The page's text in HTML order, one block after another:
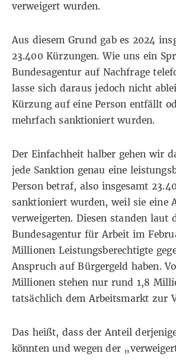
verweigert wurden.
Aus diesem Grund gab es 2024
23.400 Kürzungen. Wie uns ein
Bundesagentur auf Nachfrage
lasse sich daraus jedoch nicht
Kürzung auf eine Person entfällt
mehrfach sanktioniert wurden.
Der Einfachheit halber gehen wir
jede Sanktion genau eine
Person betraf, also insgesamt
sanktioniert wurden, weil sie eine
verweigerten. Diesen standen laut
Bundesagentur für Arbeit im
Millionen Leistungsberechtigte
Anspruch auf Bürgergeld haben.
Millionen stehen nur rund 1,8
tatsächlich dem Arbeitsmarkt zur
Das heißt, dass der Anteil
könnten und wegen der